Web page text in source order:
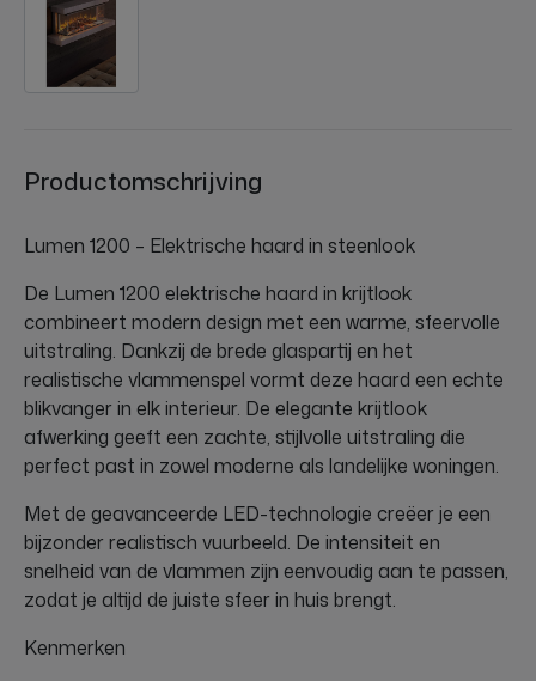
Productomschrijving
Lumen 1200 – Elektrische haard in steenlook
De Lumen 1200 elektrische haard in krijtlook
combineert modern design met een warme, sfeervolle
uitstraling. Dankzij de brede glaspartij en het
realistische vlammenspel vormt deze haard een echte
blikvanger in elk interieur. De elegante krijtlook
afwerking geeft een zachte, stijlvolle uitstraling die
perfect past in zowel moderne als landelijke woningen.
Met de geavanceerde LED-technologie creëer je een
bijzonder realistisch vuurbeeld. De intensiteit en
snelheid van de vlammen zijn eenvoudig aan te passen,
zodat je altijd de juiste sfeer in huis brengt.
Kenmerken